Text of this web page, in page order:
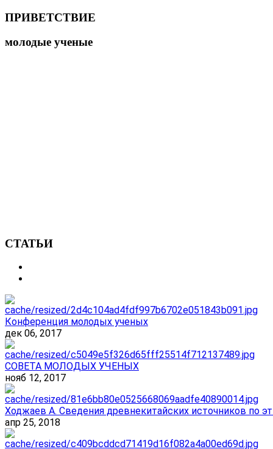
ПРИВЕТСТВИЕ
молодые ученые
СТАТЬИ
Конференция молодых ученых
дек 06, 2017
СОВЕТА МОЛОДЫХ УЧЕНЫХ
нояб 12, 2017
Ходжаев А. Сведения древнекитайских источников по
апр 25, 2018